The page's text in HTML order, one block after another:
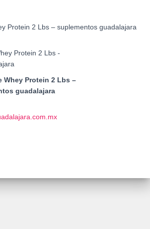
Protein 2 Lbs – suplementos guadalajara
Whey Protein 2 Lbs –
guadalajara